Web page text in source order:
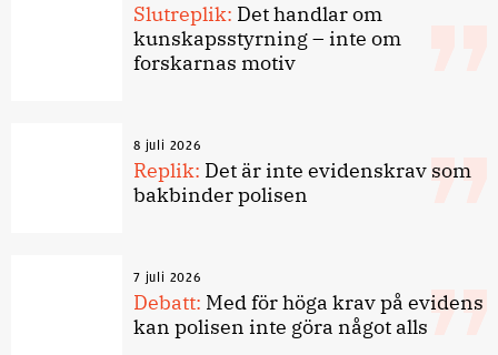
Slutreplik: Det handlar om
kunskapsstyrning – inte om
forskarnas motiv
8 juli 2026
Replik: Det är inte evidenskrav som
bakbinder polisen
7 juli 2026
Debatt: Med för höga krav på evidens
kan polisen inte göra något alls